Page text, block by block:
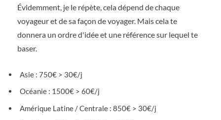
Évidemment, je le répète, cela dépend de chaque
voyageur et de sa façon de voyager. Mais cela te
donnera un ordre d'idée et une référence sur lequel te
baser.
Asie : 750€ > 30€/j
Océanie : 1500€ > 60€/j
Amérique Latine / Centrale : 850€ > 30€/j